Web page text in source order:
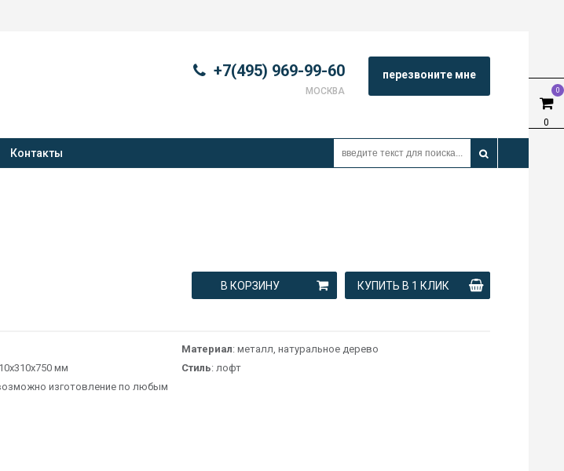
0
0
+7(495) 969-99-60
МОСКВА
перезвоните мне
Контакты
В КОРЗИНУ КУПИТЬ В 1 КЛИК
Материал: металл, натуральное дерево
мм Стиль: лофт
изготовление по любым